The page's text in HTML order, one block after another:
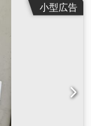
小型広告